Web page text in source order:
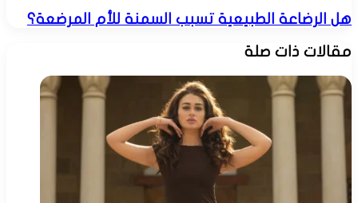
هل الرضاعة الطبيعية تسبب السمنة للأم المرضعة؟
مقالات ذات صلة